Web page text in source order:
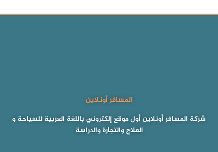
المسافر أونلاين
شركة المسافر أونلاين أول موقع إلكتروني باللغة العربية للسياحة و
العلاج والتجارة والدراسة